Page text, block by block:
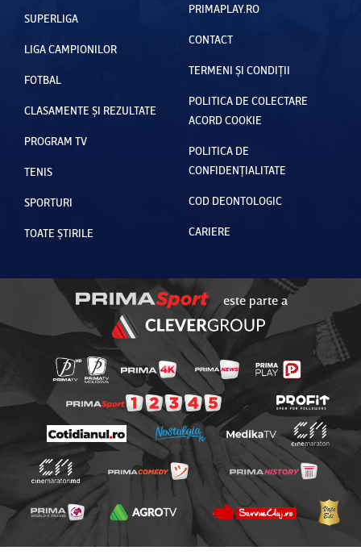
SUPERLIGA
LIGA CAMPIONILOR
FOTBAL
CLASAMENTE ȘI REZULTATE
PROGRAM TV
TENIS
SPORTURI
TOATE ȘTIRILE
PRIMAPLAY.RO
CONTACT
TERMENI ȘI CONDIȚII
POLITICA DE COLECTARE
ACORD COOKIE
POLITICA DE
CONFIDENȚIALITATE
COD DEONTOLOGIC
CARIERE
este parte a